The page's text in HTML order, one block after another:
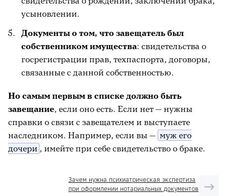
усыновлении.
Документы о том, что завещатель был
собственником имущества: свидетельства о
госрегистрации прав, техпаспорта, договоры,
связанные с данной собственностью.
Но самым первым в списке должно быть
завещание, если оно есть. Если нет — нужны
справки о связи с завещателем и выступаете
наследником. Например, если вы — муж его
дочери , имейте при себе свидетельство о браке.
Зачем нужна психиатрическая экспертиза
при оформлении нотариальных документов